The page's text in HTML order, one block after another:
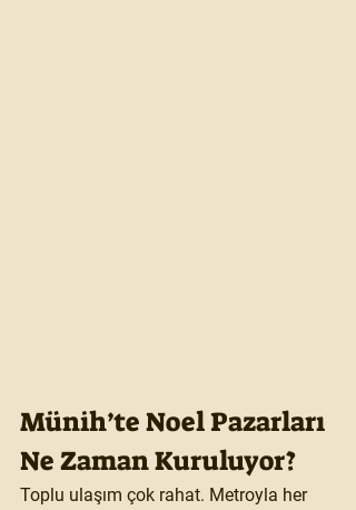
Münih’te Noel Pazarları
Ne Zaman Kuruluyor?
Toplu ulaşım çok rahat. Metroyla her